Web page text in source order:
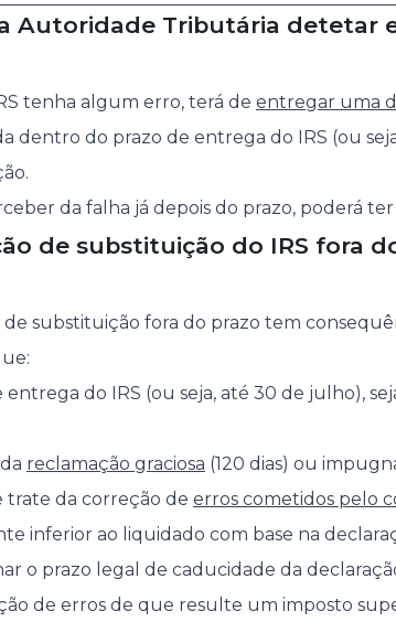
Autoridade Tributária detetar
tenha algum erro, terá de entregar uma
dentro do prazo de entrega do IRS (ou
da falha já depois do prazo, poderá
de substituição do IRS fora
substituição fora do prazo tem
entrega do IRS (ou seja, até 30 de julho),
reclamação graciosa (120 dias) ou
trate da correção de erros cometidos pelo
inferior ao liquidado com base na
o prazo legal de caducidade da
de erros de que resulte um imposto